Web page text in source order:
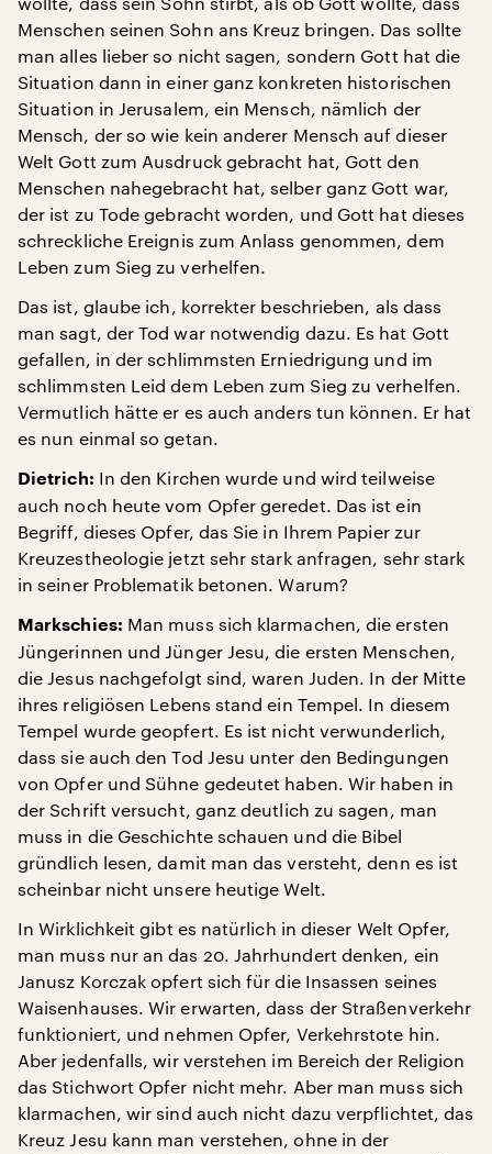
Menschen seinen Sohn ans Kreuz bringen. Das sollte
man alles lieber so nicht sagen, sondern Gott hat die
Situation dann in einer ganz konkreten historischen
Situation in Jerusalem, ein Mensch, nämlich der
Mensch, der so wie kein anderer Mensch auf dieser
Welt Gott zum Ausdruck gebracht hat, Gott den
Menschen nahegebracht hat, selber ganz Gott war,
der ist zu Tode gebracht worden, und Gott hat dieses
schreckliche Ereignis zum Anlass genommen, dem
Leben zum Sieg zu verhelfen.
Das ist, glaube ich, korrekter beschrieben, als dass
man sagt, der Tod war notwendig dazu. Es hat Gott
gefallen, in der schlimmsten Erniedrigung und im
schlimmsten Leid dem Leben zum Sieg zu verhelfen.
Vermutlich hätte er es auch anders tun können. Er hat
es nun einmal so getan.
Dietrich: In den Kirchen wurde und wird teilweise
auch noch heute vom Opfer geredet. Das ist ein
Begriff, dieses Opfer, das Sie in Ihrem Papier zur
Kreuzestheologie jetzt sehr stark anfragen, sehr stark
in seiner Problematik betonen. Warum?
Markschies: Man muss sich klarmachen, die ersten
Jüngerinnen und Jünger Jesu, die ersten Menschen,
die Jesus nachgefolgt sind, waren Juden. In der Mitte
ihres religiösen Lebens stand ein Tempel. In diesem
Tempel wurde geopfert. Es ist nicht verwunderlich,
dass sie auch den Tod Jesu unter den Bedingungen
von Opfer und Sühne gedeutet haben. Wir haben in
der Schrift versucht, ganz deutlich zu sagen, man
muss in die Geschichte schauen und die Bibel
gründlich lesen, damit man das versteht, denn es ist
scheinbar nicht unsere heutige Welt.
In Wirklichkeit gibt es natürlich in dieser Welt Opfer,
man muss nur an das 20. Jahrhundert denken, ein
Janusz Korczak opfert sich für die Insassen seines
Waisenhauses. Wir erwarten, dass der Straßenverkehr
funktioniert, und nehmen Opfer, Verkehrstote hin.
Aber jedenfalls, wir verstehen im Bereich der Religion
das Stichwort Opfer nicht mehr. Aber man muss sich
klarmachen, wir sind auch nicht dazu verpflichtet, das
Kreuz Jesu kann man verstehen, ohne in der